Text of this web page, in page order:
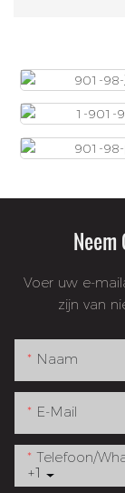
Voer uw e-
zijn van
Naam
E-Mail
+1
Telefoon/